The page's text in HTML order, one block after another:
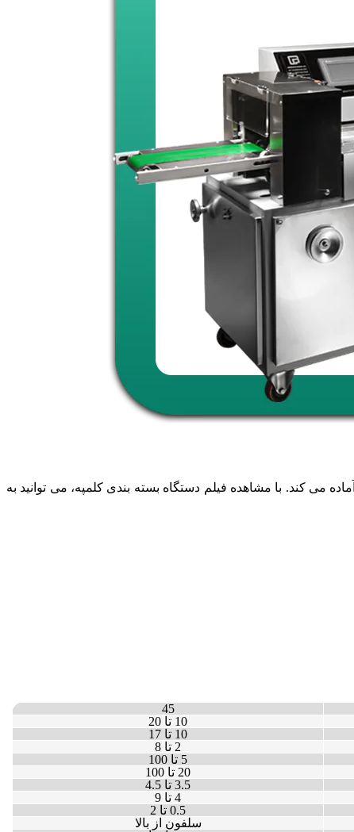
می کند. با مشاهده فیلم دستگاه بسته بندی کلمپه، می توانید به
45
10 تا 20
10 تا 17
2 تا 8
5 تا 100
20 تا 100
3.5 تا 4.5
4 تا 9
0.5 تا 2
سلفون از بالا